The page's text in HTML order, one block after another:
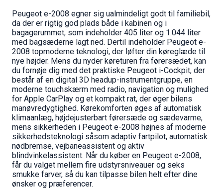
Peugeot e-2008 egner sig ualmindeligt godt til familiebil,
da der er rigtig god plads både i kabinen og i
bagagerummet, som indeholder 405 liter og 1.044 liter
med bagsæderne lagt ned. Dertil indeholder Peugeot e-
2008 topmoderne teknologi, der løfter din køreglæde til
nye højder. Mens du nyder køreturen fra førersædet, kan
du fornøje dig med det praktiske Peugeot i-Cockpit, der
består af en digital 3D headup-instrumentgruppe, en
moderne touchskærm med radio, navigation og mulighed
for Apple CarPlay og et kompakt rat, der øger bilens
manøvredygtighed. Kørekomforten øges af automatisk
klimaanlæg, højdejusterbart førersæde og sædevarme,
mens sikkerheden i Peugeot e-2008 højnes af moderne
sikkerhedsteknologi såsom adaptiv fartpilot, automatisk
nødbremse, vejbaneassistent og aktiv
blindvinkelassistent. Når du køber en Peugeot e-2008,
får du valget mellem fire udstyrsniveauer og seks
smukke farver, så du kan tilpasse bilen helt efter dine
ønsker og præferencer.